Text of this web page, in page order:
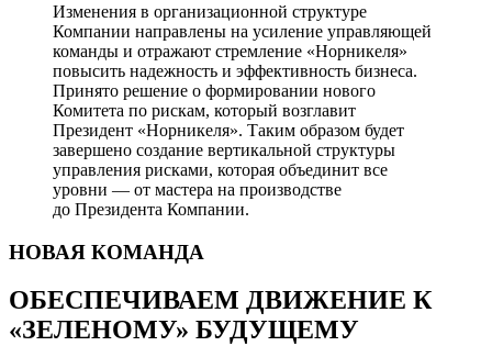
Изменения в организационной структуре
Компании направлены на усиление управляющей
команды и отражают стремление «Норникеля»
повысить надежность и эффективность бизнеса.
Принято решение о формировании нового
Комитета по рискам, который возглавит
Президент «Норникеля». Таким образом будет
завершено создание вертикальной структуры
управления рисками, которая объединит все
уровни — от мастера на производстве
до Президента Компании.
НОВАЯ КОМАНДА
ОБЕСПЕЧИВАЕМ ДВИЖЕНИЕ К
«ЗЕЛЕНОМУ» БУДУЩЕМУ